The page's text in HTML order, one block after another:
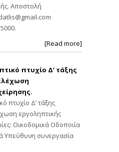
Αποστολή
[Read more]
πτυχίο Δ’ τάξης
πτυχίο Δ’ τάξης
εργοληπτικής
Οικοδομικά Οδοποιία
Υπεύθυνη συνεργασία